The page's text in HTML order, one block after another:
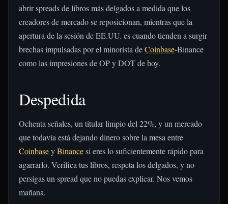
abrir spreads de libros más delgados a medida que los
creadores de mercado se reposicionan, mientras que la
apertura de la sesión de EE.UU. es cuando tienden a surgir
brechas impulsadas por el minorista deCoinbase-Binance
como las impresiones de OP y DOT de hoy.
Despedida
Ochenta señales, un titular limpio del 22%, y un mercado
que todavía está dejando dinero sobre la mesa entre
CoinbaseyBinancesi eres lo suficientemente rápido para
agarrarlo. Verifica tus libros, respeta los delgados, y no
persigas un spread que no puedas explicar. Nos vemos
mañana.